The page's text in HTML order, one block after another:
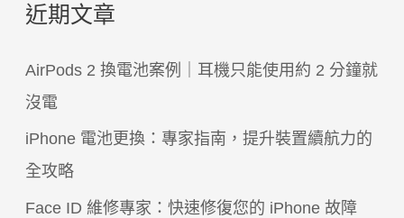
關
近期文章
AirPods 2 換電池案例｜耳機只能使用約 2 分鐘就
沒電
iPhone 電池更換：專家指南，提升裝置續航力的
全攻略
Face ID 維修專家：快速修復您的 iPhone 故障